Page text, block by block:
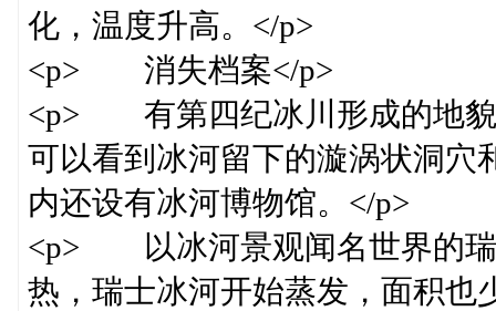
化，温度升高。</p>
<p> 消失档案</p>
<p> 有第四纪冰川形成的地貌
可以看到冰河留下的漩涡状洞穴
内还设有冰河博物馆。</p>
<p> 以冰河景观闻名世界的瑞
热，瑞士冰河开始蒸发，面积也